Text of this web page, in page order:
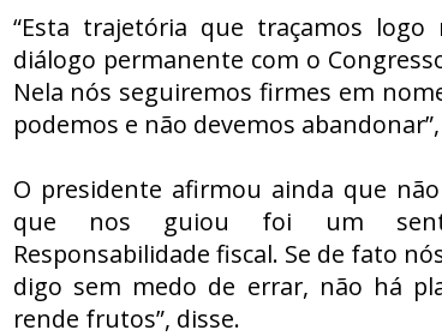
“Esta trajetória que traçamos
diálogo permanente com o
Nela nós seguiremos firmes em
podemos e não devemos
O presidente afirmou ainda que não
que nos guiou foi um
Responsabilidade fiscal. Se de fato
digo sem medo de errar, não há
rende frutos”, disse.